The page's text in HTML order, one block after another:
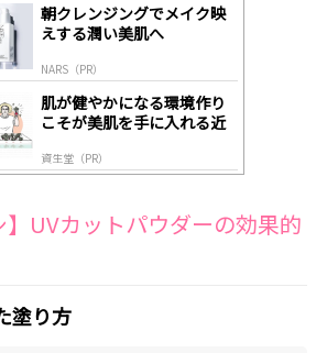
朝クレンジングでメイク映
えする潤い美肌へ
NARS（PR）
肌が健やかになる環境作り
こそが美肌を手に入れる近
資生堂（PR）
】UVカットパウダーの効果的
塗り方